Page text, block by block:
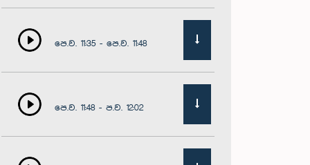
පෙ.ව. 11:35 - පෙ.ව. 11:48
පෙ.ව. 11:48 - ප.ව. 12:02